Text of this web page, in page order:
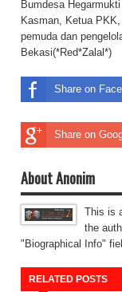
Bumdesa
Kasman, Ketua
pemuda dan
Bekasi(*Red*Zalal*)
Share on
Share on
About Anonim
This is
the
"Biographical Info"
RELATED POSTS